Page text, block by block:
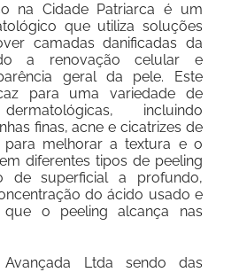
na Cidade Patriarca é um
que utiliza soluções
camadas danificadas da
a renovação celular e
geral da pele. Este
para uma variedade de
incluindo
finas, acne e cicatrizes de
melhorar a textura e o
diferentes tipos de peeling
de superficial a profundo,
do ácido usado e
o peeling alcança nas
Ltda sendo das